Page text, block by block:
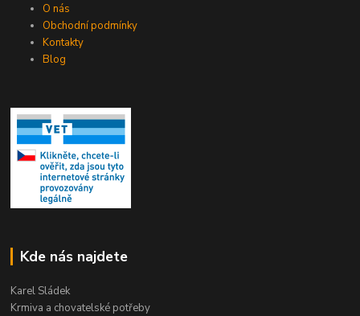
O nás
Obchodní podmínky
Kontakty
Blog
Kde nás najdete
Karel Sládek
Krmiva a chovatelské potřeby